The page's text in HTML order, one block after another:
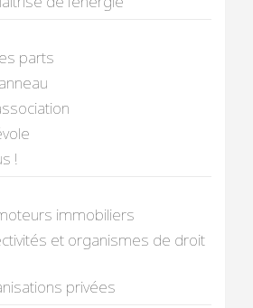
parts
!
immobiliers
et organismes de droit
privées